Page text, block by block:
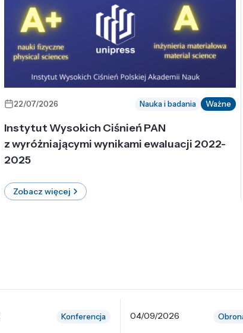
22/07/2026 Nauka i badania Ważne
Instytut Wysokich Ciśnień PAN
z wyróżniającymi wynikami ewaluacji 2022-
2025
Zobacz więcej
Konferencja 04/09/2026